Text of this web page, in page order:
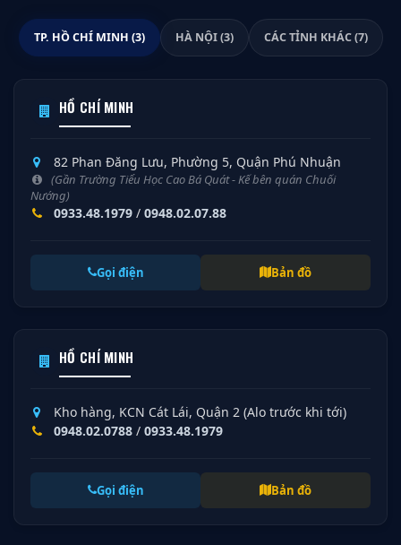
TP. HỒ CHÍ MINH (3) HÀ NỘI (3) CÁC TỈNH KHÁC (7)
HỒ CHÍ MINH
82 Phan Đăng Lưu, Phường 5, Quận Phú Nhuận
(Gần Trường Tiểu Học Cao Bá Quát - Kế bên quán Chuối
Nướng)
0933.48.1979 / 0948.02.07.88
Gọi điện Bản đồ
HỒ CHÍ MINH
Kho hàng, KCN Cát Lái, Quận 2 (Alo trước khi tới)
0948.02.0788 / 0933.48.1979
Gọi điện Bản đồ